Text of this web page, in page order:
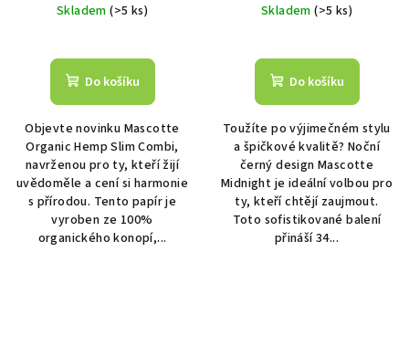
Skladem(>5 ks)
Do košíku
Objevte novinku Mascotte
Organic Hemp Slim Combi,
navrženou pro ty, kteří žijí
uvědoměle a cení si harmonie
s přírodou. Tento papír je
vyroben ze 100%
organického konopí,...
Skladem(>5 ks)
Do košíku
Toužíte po výjimečném stylu
a špičkové kvalitě? Noční
černý design Mascotte
Midnight je ideální volbou pro
ty, kteří chtějí zaujmout.
Toto sofistikované balení
přináší 34...